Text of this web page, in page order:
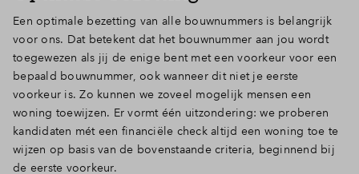
Een optimale bezetting van alle bouwnummers is belangrijk
voor ons. Dat betekent dat het bouwnummer aan jou wordt
toegewezen als jij de enige bent met een voorkeur voor een
bepaald bouwnummer, ook wanneer dit niet je eerste
voorkeur is. Zo kunnen we zoveel mogelijk mensen een
woning toewijzen. Er vormt één uitzondering: we proberen
kandidaten mét een financiële check altijd een woning toe te
wijzen op basis van de bovenstaande criteria, beginnend bij
de eerste voorkeur.